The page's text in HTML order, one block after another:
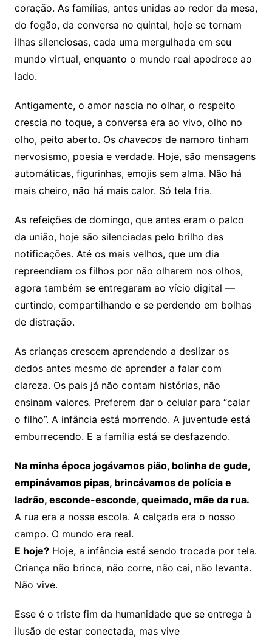
coração. As famílias, antes unidas ao redor da mesa,
do fogão, da conversa no quintal, hoje se tornam
ilhas silenciosas, cada uma mergulhada em seu
mundo virtual, enquanto o mundo real apodrece ao
lado.
Antigamente, o amor nascia no olhar, o respeito
crescia no toque, a conversa era ao vivo, olho no
olho, peito aberto. Os chavecosde namoro tinham
nervosismo, poesia e verdade. Hoje, são mensagens
automáticas, figurinhas, emojis sem alma. Não há
mais cheiro, não há mais calor. Só tela fria.
As refeições de domingo, que antes eram o palco
da união, hoje são silenciadas pelo brilho das
notificações. Até os mais velhos, que um dia
repreendiam os filhos por não olharem nos olhos,
agora também se entregaram ao vício digital —
curtindo, compartilhando e se perdendo em bolhas
de distração.
As crianças crescem aprendendo a deslizar os
dedos antes mesmo de aprender a falar com
clareza. Os pais já não contam histórias, não
ensinam valores. Preferem dar o celular para “calar
o filho”. A infância está morrendo. A juventude está
emburrecendo. E a família está se desfazendo.
Na minha época jogávamos pião, bolinha de gude,
empinávamos pipas, brincávamos de polícia e
ladrão, esconde-esconde, queimado, mãe da rua.
A rua era a nossa escola. A calçada era o nosso
campo. O mundo era real.
E hoje?Hoje, a infância está sendo trocada por tela.
Criança não brinca, não corre, não cai, não levanta.
Não vive.
Esse é o triste fim da humanidade que se entrega à
ilusão de estar conectada, mas vive